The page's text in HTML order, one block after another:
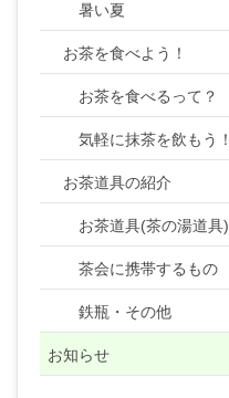
暑い夏
お茶を食べよう！
お茶を食べるって？
気軽に抹茶を飲もう！
お茶道具の紹介
お茶道具(茶の湯道具)
茶会に携帯するもの
鉄瓶・その他
お知らせ